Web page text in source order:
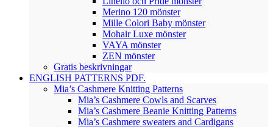
Merino 120 mönster
Mille Colori Baby mönster
Mohair Luxe mönster
VAYA mönster
ZEN mönster
Gratis beskrivningar
ENGLISH PATTERNS PDF.
Mia’s Cashmere Knitting Patterns
Mia’s Cashmere Cowls and Scarves
Mia’s Cashmere Beanie Knitting Patterns
Mia’s Cashmere sweaters and Cardigans